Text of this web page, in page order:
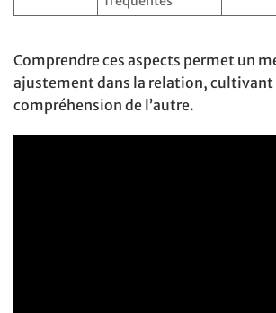
Comprendre ces aspects permet un
ajustement dans la relation, cultivant
compréhension de l’autre.